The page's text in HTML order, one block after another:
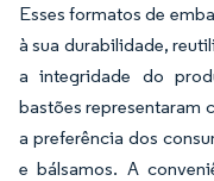
Esses formatos de
à sua durabilidade,
a integridade do
bastões representaram
a preferência dos
e bálsamos. A